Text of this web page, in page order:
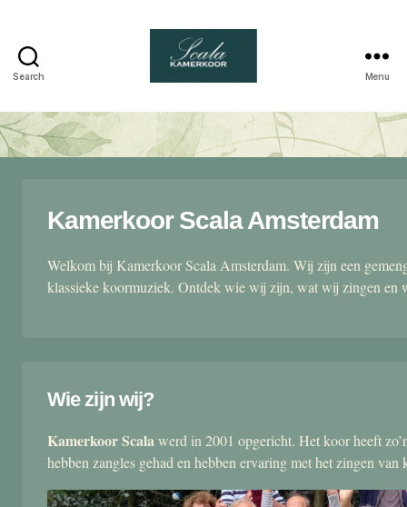
Search
kamerkoor
Menu
Kamerkoor Scala Amsterdam
Welkom bij Kamerkoor Scala Amsterdam. Wij zijn een
klassieke koormuziek. Ontdek wie wij zijn, wat wij zingen en
Wie zijn wij?
Kamerkoor Scalawerd in 2001 opgericht. Het koor heeft
hebben zangles gehad en hebben ervaring met het zingen van